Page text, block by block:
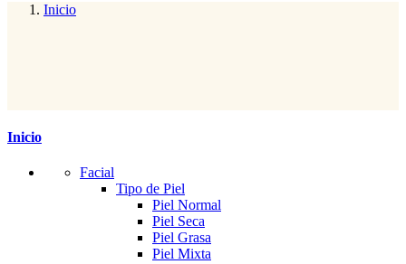
Inicio
Inicio
Facial
Tipo de Piel
Piel Normal
Piel Seca
Piel Grasa
Piel Mixta